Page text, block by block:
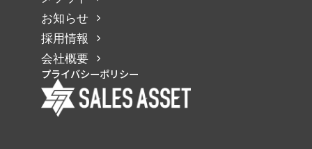
お知らせ
採用情報
会社概要
プライバシーポリシー